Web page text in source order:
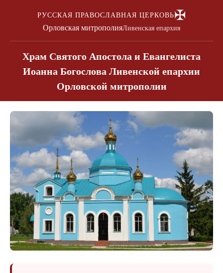
РУССКАЯ ПРАВОСЛАВНАЯ ЦЕРКОВЬ✠
Орловская митрополияЛивенская епархия
Храм Святого Апостола и Евангелиста
Иоанна Богослова Ливенской епархии
Орловской митрополии